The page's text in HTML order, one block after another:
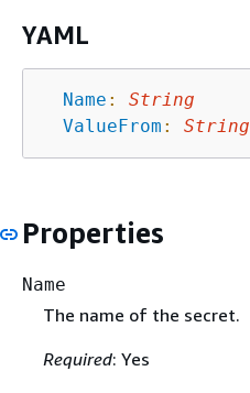
YAML
Name :
String
ValueFrom : String
Properties
Name
The name of the secret.
Required: Yes